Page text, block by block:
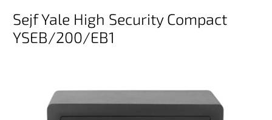
Sejf Yale High Security Compact
YSEB/200/EB1